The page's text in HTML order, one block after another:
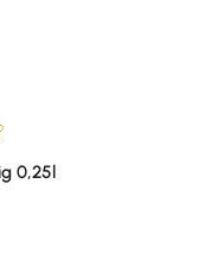
von 5 Sternen
0,25l